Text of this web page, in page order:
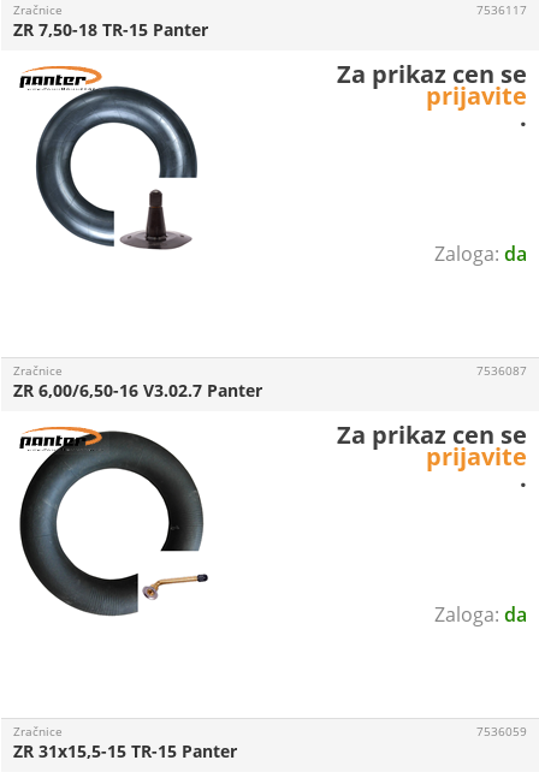
da
Zračnice
ZR 7,50-18 TR-15 Panter
7536117
Za prikaz cen se
prijavite
.
da
Zračnice
ZR 6,00/6,50-16 V3.02.7 Panter
7536087
Za prikaz cen se
prijavite
.
Zračnice
ZR 31x15,5-15 TR-15 Panter
7536059